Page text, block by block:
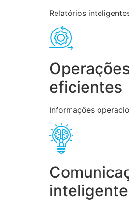
Relatórios
eficientes
Informações
inteligente